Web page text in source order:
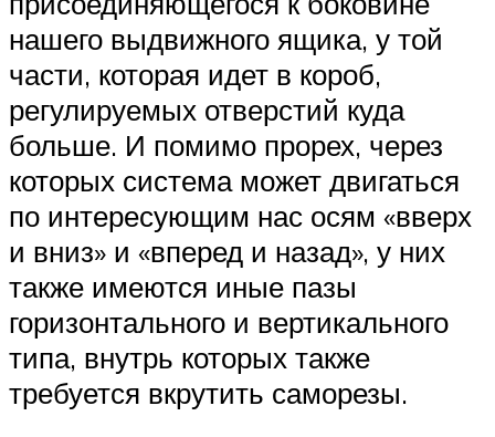
нашего выдвижного ящика, у той
части, которая идет в короб,
регулируемых отверстий куда
больше. И помимо прорех, через
которых система может двигаться
по интересующим нас осям «вверх
и вниз» и «вперед и назад», у них
также имеются иные пазы
горизонтального и вертикального
типа, внутрь которых также
требуется вкрутить саморезы.